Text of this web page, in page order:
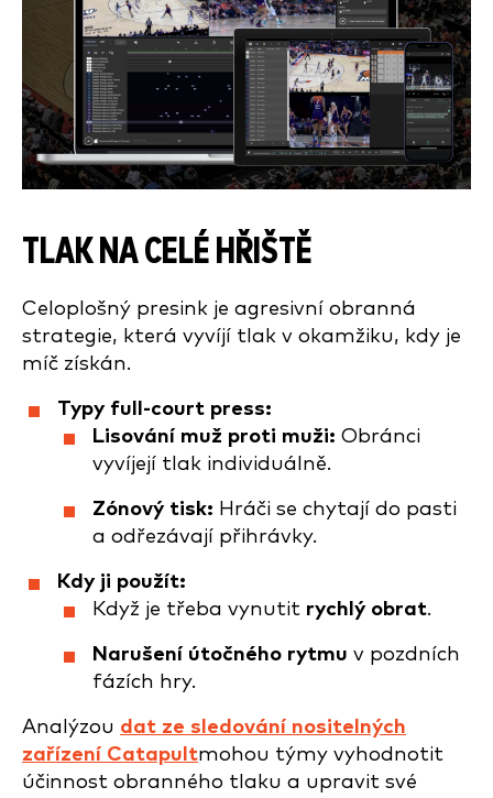
TLAK NA CELÉ HŘIŠTĚ
Celoplošný presink je agresivní obranná
strategie, která vyvíjí tlak v okamžiku, kdy je
míč získán.
Typy full-court press:
Lisování muž proti muži: Obránci
vyvíjejí tlak individuálně.
Zónový tisk: Hráči se chytají do pasti
a odřezávají přihrávky.
Kdy ji použít:
Když je třeba vynutit rychlý obrat.
Narušení útočného rytmu v pozdních
fázích hry.
Analýzou dat ze sledování nositelných
zařízení Catapultmohou týmy vyhodnotit
účinnost obranného tlaku a upravit své